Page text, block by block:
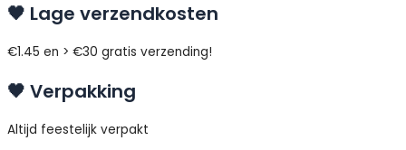
🖤 Lage verzendkosten
€1.45 en > €30 gratis verzending!
🖤 Verpakking
Altijd feestelijk verpakt